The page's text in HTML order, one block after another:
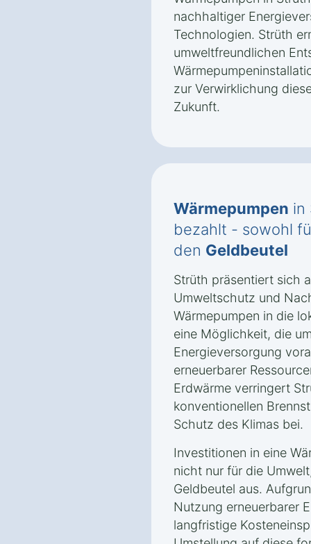
nachhaltiger
Technologien. Strüth
umweltfreundlichen
zur Verwirklichung
Zukunft.
Wärmepumpen in
bezahlt - sowohl
den Geldbeutel
Strüth präsentiert sich
Umweltschutz und
Wärmepumpen in die
eine Möglichkeit, die
Energieversorgung
erneuerbarer
Erdwärme verringert
konventionellen
Schutz des Klimas bei.
Investitionen in eine
nicht nur für die
Geldbeutel aus.
Nutzung erneuerbarer
langfristige